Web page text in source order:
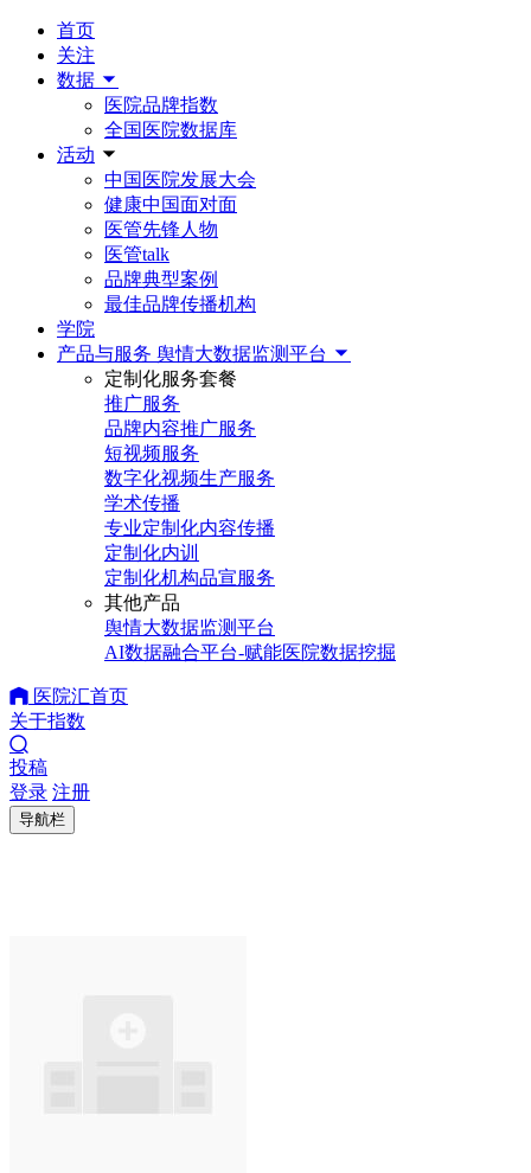
首页
关注
数据
医院品牌指数
全国医院数据库
活动
中国医院发展大会
健康中国面对面
医管先锋人物
医管talk
品牌典型案例
最佳品牌传播机构
学院
产品与服务 舆情大数据监测平台
定制化服务套餐
推广服务
品牌内容推广服务
短视频服务
数字化视频生产服务
学术传播
专业定制化内容传播
定制化内训
定制化机构品宣服务
其他产品
舆情大数据监测平台
AI数据融合平台-赋能医院数据挖掘
医院汇首页
关于指数
投稿
登录 注册
导航栏